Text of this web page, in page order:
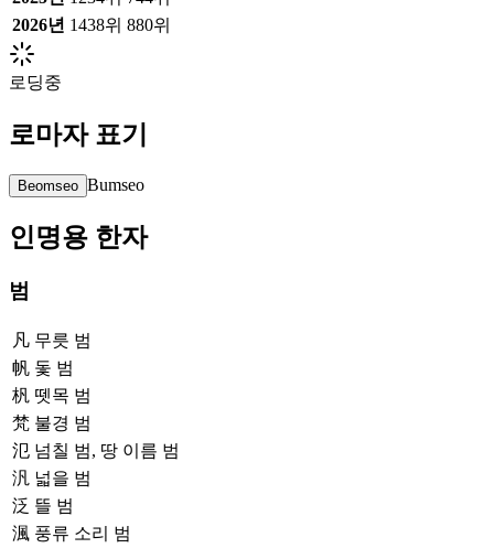
2026년 1438위 880위
로딩중
로마자 표기
Beomseo Bumseo
인명용 한자
범
凡 무릇 범
帆 돛 범
杋 뗏목 범
梵 불경 범
氾 넘칠 범, 땅 이름 범
汎 넓을 범
泛 뜰 범
渢 풍류 소리 범